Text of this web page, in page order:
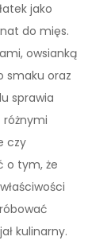
jako
do mięs.
owsianką
smaku oraz
sprawia
różnymi
czy
o tym, że
kulinarny.